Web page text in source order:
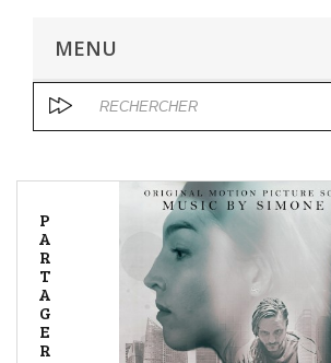
MENU
P
A
R
T
A
G
E
R